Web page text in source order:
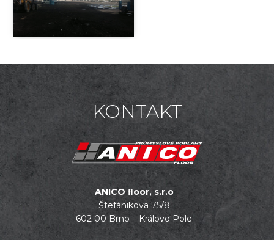
KONTAKT
ANICO ﬂoor, s.r.o
Štefánikova 75/8
602 00 Brno – Královo Pole